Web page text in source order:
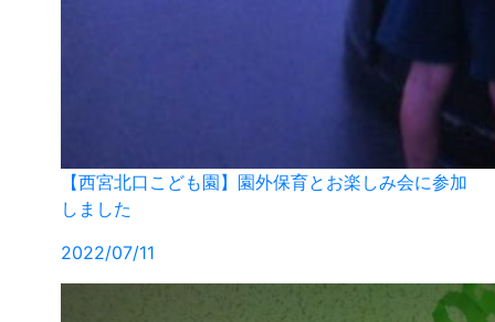
【西宮北口こども園】園外保育とお楽しみ会に参加
しました
2022/07/11